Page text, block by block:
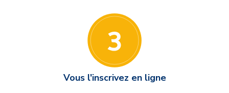
Vous l'inscrivez en ligne